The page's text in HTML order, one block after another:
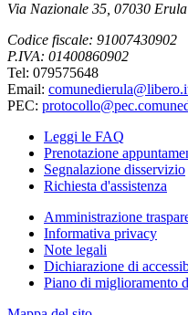
Via Nazionale 35, 07030 Erula
Codice fiscale: 91007430902
P.IVA: 01400860902
Tel: 079575648
Email:
PEC:
Leggi le FAQ
Prenotazione
Segnalazione disservizio
Richiesta d'assistenza
Amministrazione
Informativa privacy
Note legali
Dichiarazione di
Piano di miglioramento